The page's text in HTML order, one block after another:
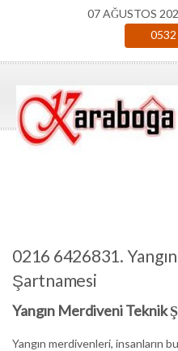
07 AĞUSTOS
0216 6426831.
Şartnamesi
Yangın Merdiveni Teknik
Yangın merdivenleri, insanların